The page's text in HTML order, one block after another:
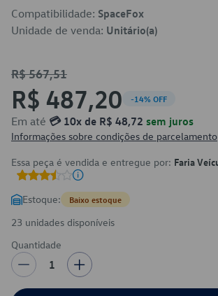
Compatibilidade: SpaceFox
Unidade de venda: Unitário(a)
R$ 567,51
R$ 487,20 -14% OFF
Em até 💳 10x de R$ 48,72 sem juros
Informações sobre condições de parcelamento
Essa peça é vendida e entregue por: Faria
Estoque: Baixo estoque
23 unidades disponíveis
Quantidade
1